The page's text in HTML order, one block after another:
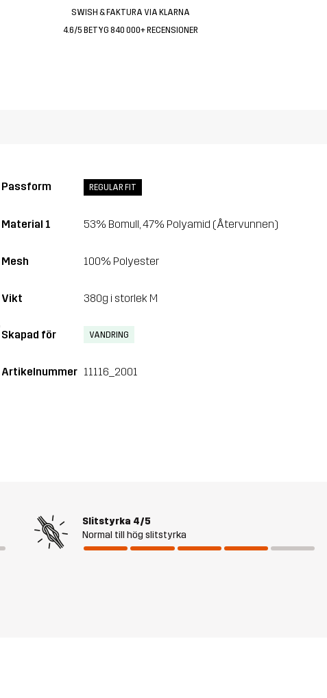
SWISH & FAKTURA VIA KLARNA
4.6/5 BETYG 840 000+ RECENSIONER
Passform REGULAR FIT
Material 1 53% Bomull, 47% Polyamid (Återvunnen)
Mesh 100% Polyester
Vikt 380g i storlek M
Skapad för VANDRING
Artikelnummer 11116_2001
Slitstyrka 4/5
Normal till hög slitstyrka